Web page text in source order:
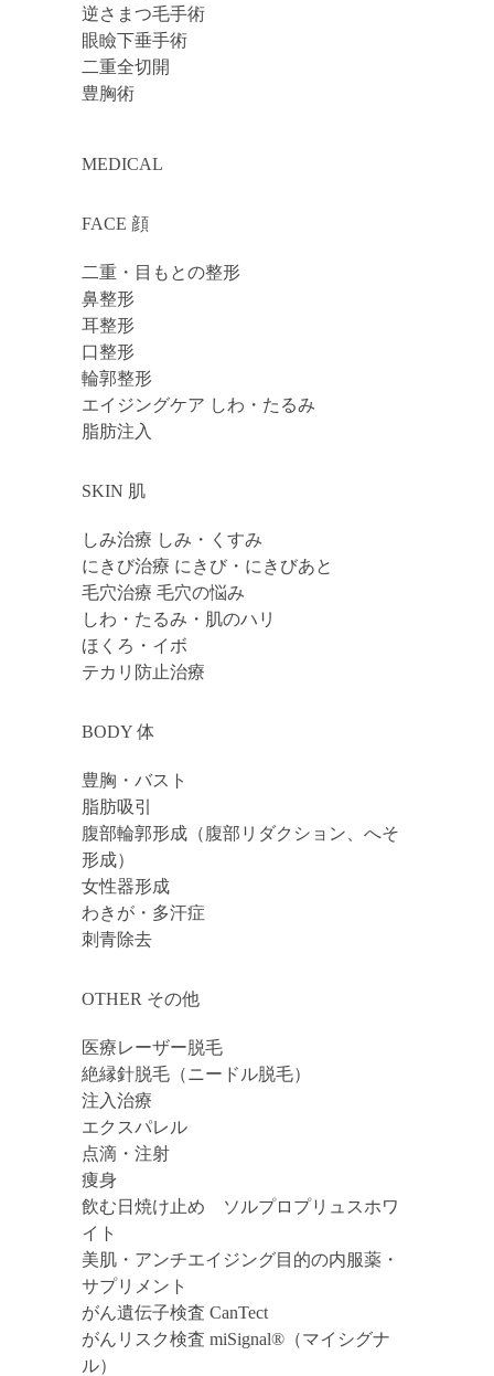
逆さまつ毛手術
眼瞼下垂手術
二重全切開
豊胸術
MEDICAL
FACE 顔
二重・目もとの整形
鼻整形
耳整形
口整形
輪郭整形
エイジングケア しわ・たるみ
脂肪注入
SKIN 肌
しみ治療 しみ・くすみ
にきび治療 にきび・にきびあと
毛穴治療 毛穴の悩み
しわ・たるみ・肌のハリ
ほくろ・イボ
テカリ防止治療
BODY 体
豊胸・バスト
脂肪吸引
腹部輪郭形成（腹部リダクション、へそ
形成）
女性器形成
わきが・多汗症
刺青除去
OTHER その他
医療レーザー脱毛
絶縁針脱毛（ニードル脱毛）
注入治療
エクスパレル
点滴・注射
痩身
飲む日焼け止め ソルプロプリュスホワ
イト
美肌・アンチエイジング目的の内服薬・
サプリメント
がん遺伝子検査 CanTect
がんリスク検査 miSignal®（マイシグナ
ル）